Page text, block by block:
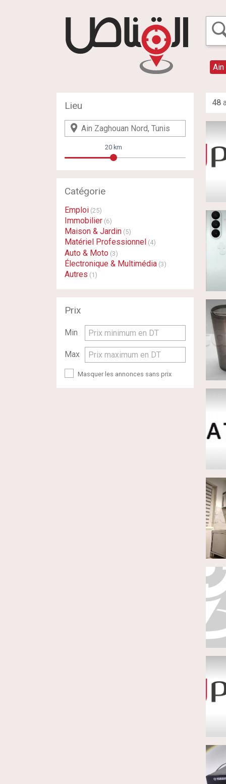
48
Lieu
20 km
Catégorie
Emploi (25)
Immobilier (6)
Maison & Jardin (5)
Matériel Professionnel (4)
Auto & Moto (3)
Électronique & Multimédia (3)
Autres (1)
Prix
Min Prix minimum en DT
Max Prix maximum en DT
Masquer les annonces sans prix